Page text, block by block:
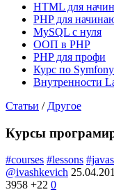
HTML для
PHP для
MySQL с нуля
ООП в PHP
PHP для профи
Курс по Symfony
Внутренности
Статьи / Другое
Курсы
#courses #lessons
@ivashkevich
3958 +22 0